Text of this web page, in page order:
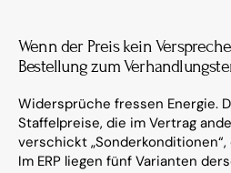
Wenn der Preis kein
Bestellung zum
Widersprüche fressen Energie.
Staffelpreise, die im Vertrag
verschickt
Im ERP liegen fünf Varianten